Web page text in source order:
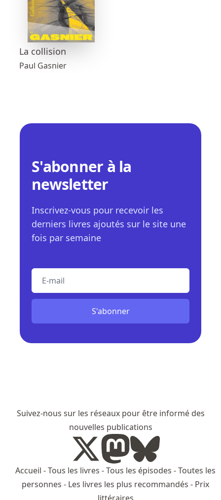
La collision
Paul Gasnier
S'abonner à la
newsletter
Inscrivez-vous pour recevoir les
derniers livres ajoutés sur le site une
fois par semaine
S'abonner
Suivez-nous sur les réseaux pour être informé des
nouvelles publications
Accueil -Tous les livres -Tous les épisodes -Toutes les
personnes - Les livres les plus recommandés - Prix